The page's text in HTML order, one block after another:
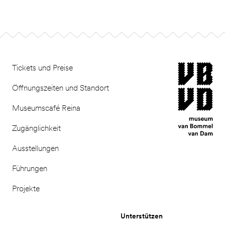
Tickets und Preise
Öffnungszeiten und Standort
Museumscafé Reina
Zugänglichkeit
Ausstellungen
Führungen
Projekte
museum van
Unterstützen